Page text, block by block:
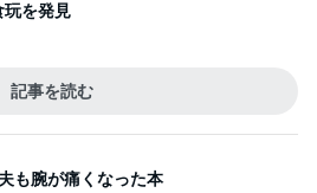
玩を発見
記事を読む
も腕が痛くなった本